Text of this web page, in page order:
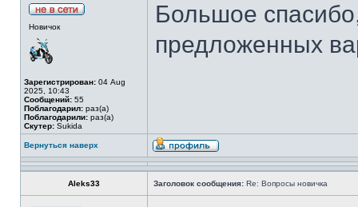
Новичок
Зарегистрирован: 04 Aug
2025, 10:43
Сообщений: 55
Поблагодарил: раз(а)
Поблагодарили: раз(а)
Скутер: Sukida
Большое
предложенных
Вернуться наверх
Aleks33 Заголовок сообщения: Re: Вопросы новичка